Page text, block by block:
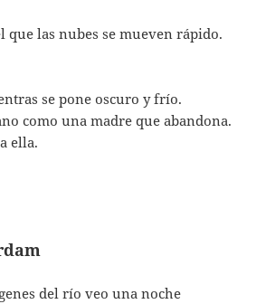
que las nubes se mueven rápido.
se pone oscuro y frío.
como una madre que abandona.
ella.
del río veo una noche